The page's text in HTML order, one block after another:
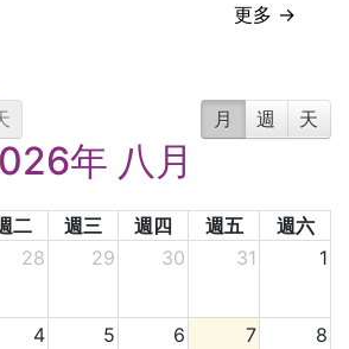
更多 →
月 週 天
年 八月
二 週三 週四 週五
週六
28 29 30 31 1
4 5 6 7 8